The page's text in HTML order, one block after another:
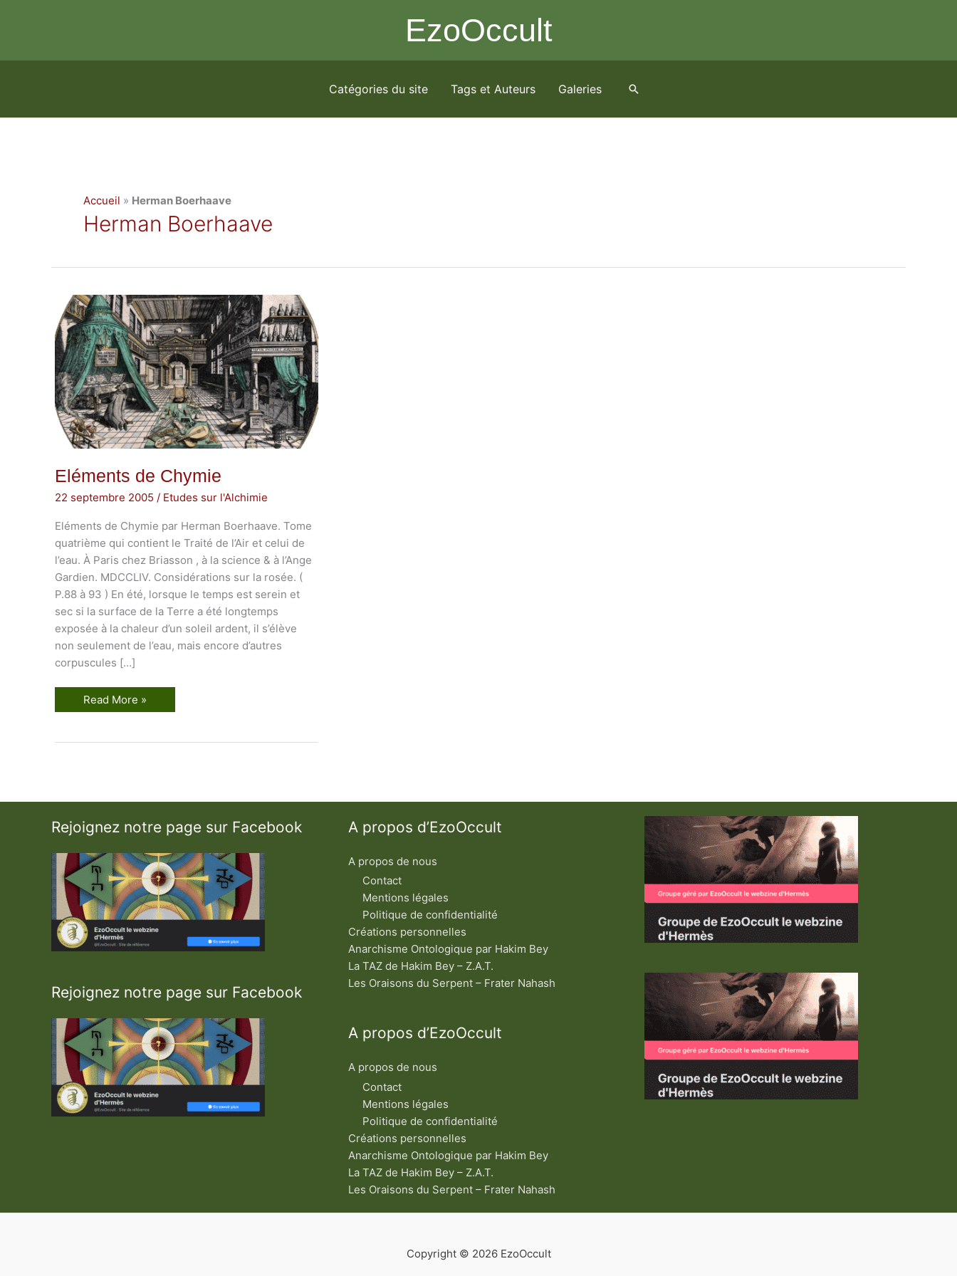
EzoOccult
Catégories du site Tags et Auteurs Galeries
R
c
Accueil » Herman Boerhaave
Herman Boerhaave
Eléments de Chymie
22 septembre 2005 / Etudes sur l'Alchimie
Eléments de Chymie par Herman Boerhaave. Tome
quatrième qui contient le Traité de l’Air et celui de
l’eau. À Paris chez Briasson , à la science & à l’Ange
Gardien. MDCCLIV. Considérations sur la rosée. (
P.88 à 93 ) En été, lorsque le temps est serein et
sec si la surface de la Terre a été longtemps
exposée à la chaleur d’un soleil ardent, il s’élève
non seulement de l’eau, mais encore d’autres
corpuscules […]
E
l
e
C
y
m
e
Read More »
Rejoignez notre page sur Facebook
Rejoignez notre page sur Facebook
A propos d’EzoOccult
A propos de nous
Contact
Mentions légales
Politique de confidentialité
Créations personnelles
Anarchisme Ontologique par Hakim Bey
La TAZ de Hakim Bey – Z.A.T.
Les Oraisons du Serpent – Frater Nahash
A propos d’EzoOccult
A propos de nous
Contact
Mentions légales
Politique de confidentialité
Créations personnelles
Anarchisme Ontologique par Hakim Bey
La TAZ de Hakim Bey – Z.A.T.
Les Oraisons du Serpent – Frater Nahash
Copyright © 2026 EzoOccult